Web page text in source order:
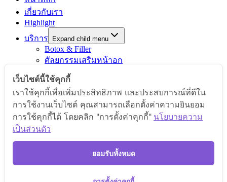
เกี่ยวกับเรา
Highlight
บริการ
Expand child menu
Botox & Filler
ศัลยกรรมเสริมหน้าอก
ศัลยกรรมตา
ศัลยกรรมจมูก / ตัดปีกจมูก
ศัลยกรรมคาง
ศัลยกรรมตกแต่งช่องคลอด (รีแพร์)
ดูดไขมัน
เว็บไซต์นี้ใช้คุกกี้
เราใช้คุกกี้เพื่อเพิ่มประสิทธิภาพ และประสบการณ์ที่ดีใน
การใช้งานเว็บไซต์ คุณสามารถเลือกตั้งค่าความยินยอม
การใช้คุกกี้ได้ โดยคลิก "การตั้งค่าคุกกี้" นโยบายความ
เป็นส่วนตัว
ยอมรับทั้งหมด